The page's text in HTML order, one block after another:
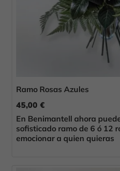
Ramo Rosas Azules
45,00 €
En Benimantell ahora
sofisticado ramo de 6 ó 12
emocionar a quien quieras